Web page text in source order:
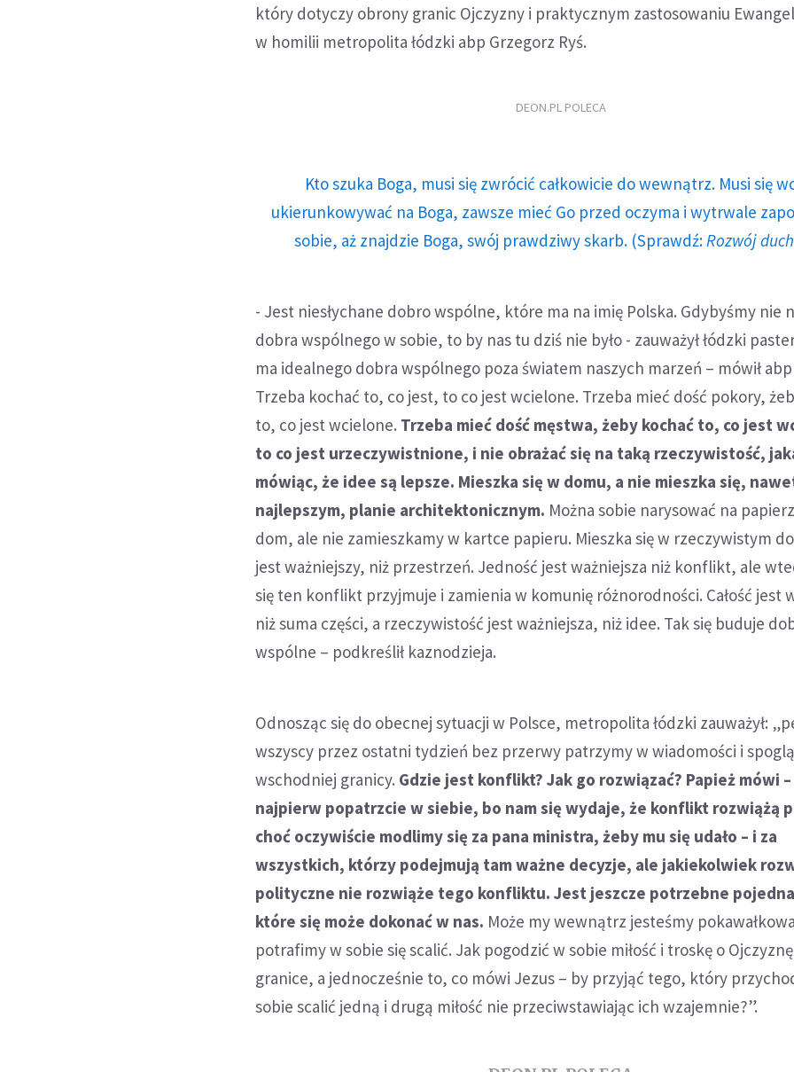
który dotyczy obrony granic Ojczyzny i praktycznym zastosowaniu
w homilii metropolita łódzki abp Grzegorz Ryś.
DEON.PL POLECA
Kto szuka Boga, musi się zwrócić całkowicie do wewnątrz. Musi się
ukierunkowywać na Boga, zawsze mieć Go przed oczyma i wytrwale
sobie, aż znajdzie Boga, swój prawdziwy skarb. (Sprawdź: Rozwój
- Jest niesłychane dobro wspólne, które ma na imię Polska. Gdybyśmy nie
dobra wspólnego w sobie, to by nas tu dziś nie było - zauważył łódzki
ma idealnego dobra wspólnego poza światem naszych marzeń – mówił abp
Trzeba kochać to, co jest, to co jest wcielone. Trzeba mieć dość pokory,
to, co jest wcielone. Trzeba mieć dość męstwa, żeby kochać to, co jest
to co jest urzeczywistnione, i nie obrażać się na taką rzeczywistość,
mówiąc, że idee są lepsze. Mieszka się w domu, a nie mieszka się,
najlepszym, planie architektonicznym. Można sobie narysować na
dom, ale nie zamieszkamy w kartce papieru. Mieszka się w rzeczywistym
jest ważniejszy, niż przestrzeń. Jedność jest ważniejsza niż konflikt, ale
się ten konflikt przyjmuje i zamienia w komunię różnorodności. Całość jest
niż suma części, a rzeczywistość jest ważniejsza, niż idee. Tak się buduje
wspólne – podkreślił kaznodzieja.
Odnosząc się do obecnej sytuacji w Polsce, metropolita łódzki zauważył:
wszyscy przez ostatni tydzień bez przerwy patrzymy w wiadomości i
wschodniej granicy. Gdzie jest konflikt? Jak go rozwiązać? Papież mówi
najpierw popatrzcie w siebie, bo nam się wydaje, że konflikt rozwiążą
choć oczywiście modlimy się za pana ministra, żeby mu się udało – i za
wszystkich, którzy podejmują tam ważne decyzje, ale jakiekolwiek
polityczne nie rozwiąże tego konfliktu. Jest jeszcze potrzebne
które się może dokonać w nas. Może my wewnątrz jesteśmy
potrafimy w sobie się scalić. Jak pogodzić w sobie miłość i troskę o
granice, a jednocześnie to, co mówi Jezus – by przyjąć tego, który
sobie scalić jedną i drugą miłość nie przeciwstawiając ich wzajemnie?”.